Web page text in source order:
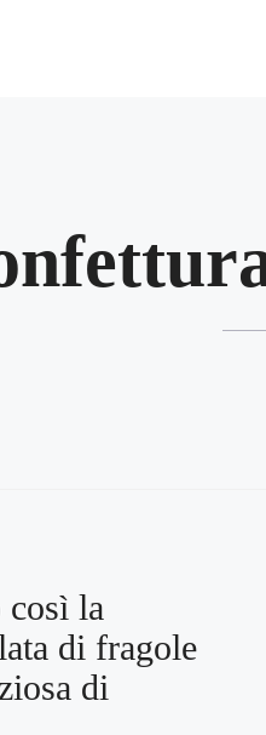
così la
di fragole
di